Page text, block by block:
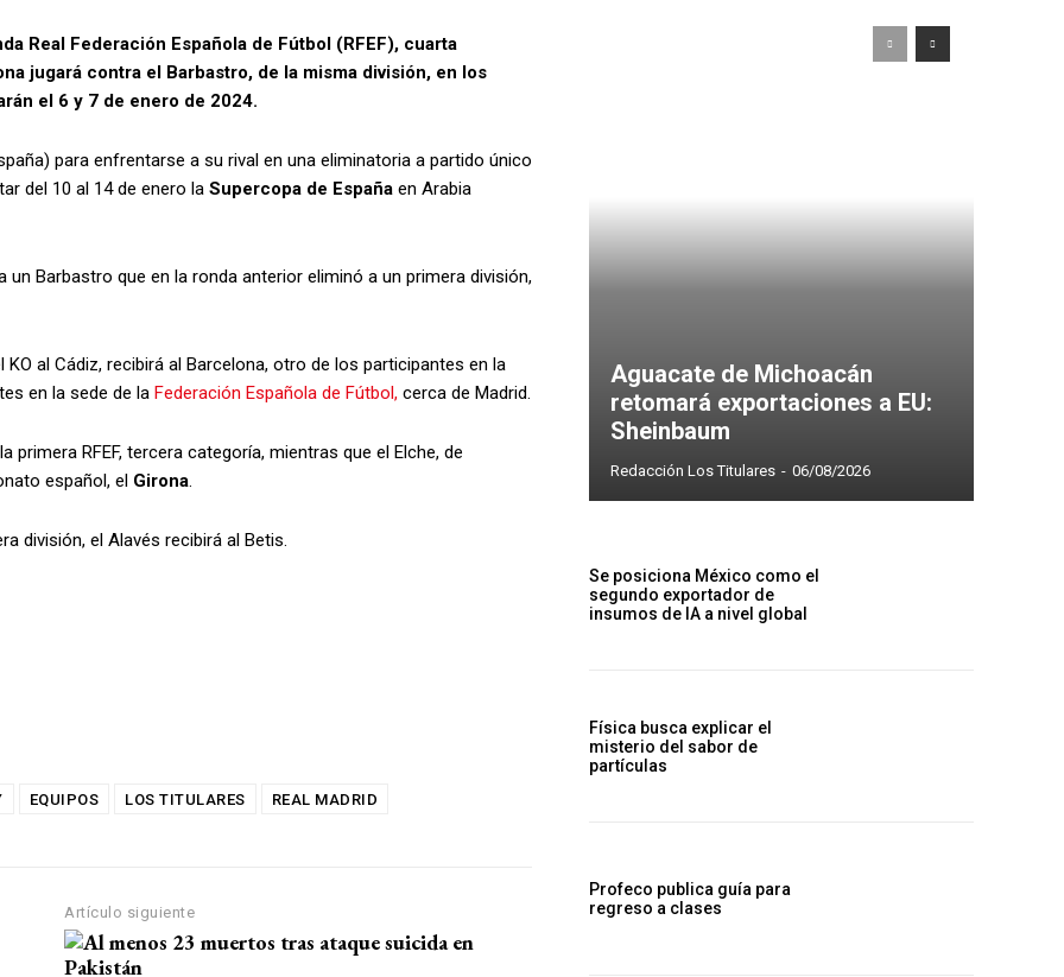
Real Federación Española de Fútbol (RFEF), cuarta
jugará contra el Barbastro, de la misma división, en los
el 6 y 7 de enero de 2024.
para enfrentarse a su rival en una eliminatoria a partido único
del 10 al 14 de enero la Supercopa de España en Arabia
Barbastro que en la ronda anterior eliminó a un primera división,
al Cádiz, recibirá al Barcelona, otro de los participantes en la
en la sede de la Federación Española de Fútbol, cerca de Madrid.
RFEF, tercera categoría, mientras que el Elche, de
español, el Girona.
división, el Alavés recibirá al Betis.
EQUIPOS LOS TITULARES REAL MADRID
Artículo siguiente
Aguacate de Michoacán
retomará exportaciones a EU:
Sheinbaum
Redacción Los Titulares - 06/08/2026
Se posiciona México como el
segundo exportador de
insumos de IA a nivel global
Física busca explicar el
misterio del sabor de
partículas
Profeco publica guía para
regreso a clases